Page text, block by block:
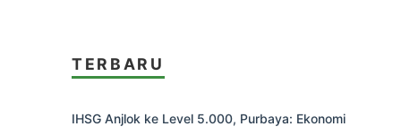
TERBARU
IHSG Anjlok ke Level 5.000, Purbaya: Ekonomi